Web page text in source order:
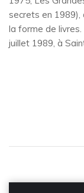
secrets en
la forme de livres.
juillet 1989, à